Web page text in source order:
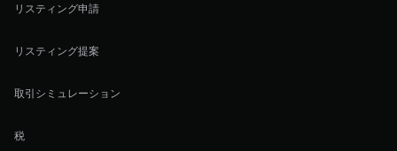
リスティング申請
リスティング提案
取引シミュレーション
税